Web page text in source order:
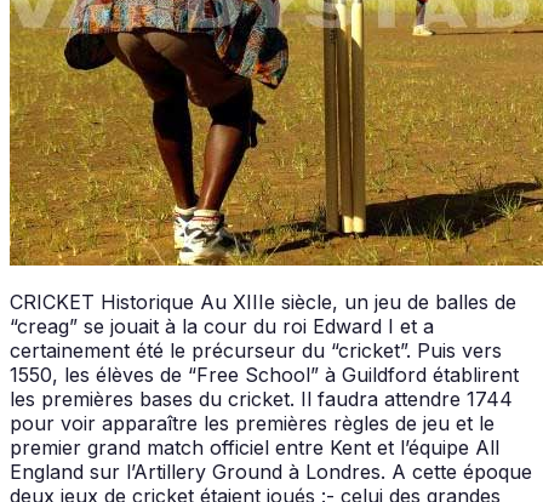
CRICKET Historique Au XIIIe siècle, un jeu de balles de
“creag” se jouait à la cour du roi Edward I et a
certainement été le précurseur du “cricket”. Puis vers
1550, les élèves de “Free School” à Guildford établirent
les premières bases du cricket. Il faudra attendre 1744
pour voir apparaître les premières règles de jeu et le
premier grand match officiel entre Kent et l’équipe All
England sur l’Artillery Ground à Londres. A cette époque
deux jeux de cricket étaient joués :- celui des grandes